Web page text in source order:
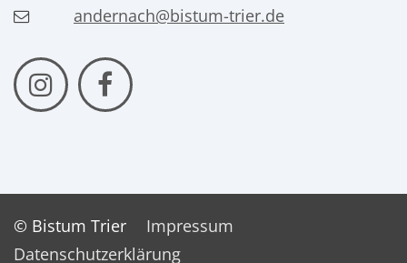
andernach@bistum-trier.de
© Bistum Trier
Impressum
Datenschutzerklärung